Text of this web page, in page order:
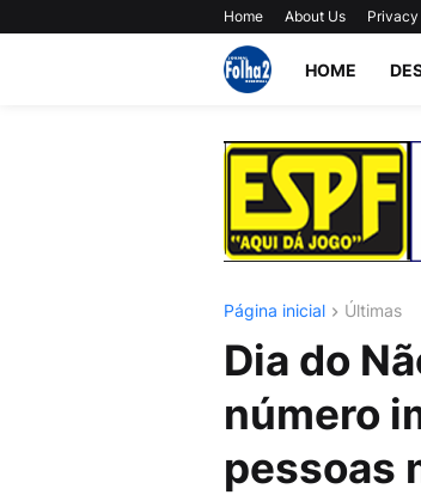
Home About Us
HOME
Página inicial Últimas
Dia do
número
pessoas